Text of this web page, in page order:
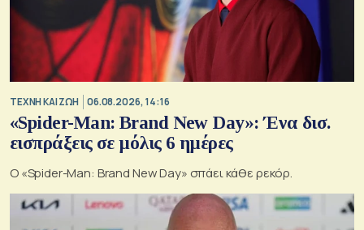
TΕΧΝΗ ΚΑΙ ΖΩΗ 06.08.2026, 14:16
«Spider-Man: Brand New Day»: Ένα δισ.
εισπράξεις σε μόλις 6 ημέρες
Ο «Spider-Man: Brand New Day» σπάει κάθε ρεκόρ.